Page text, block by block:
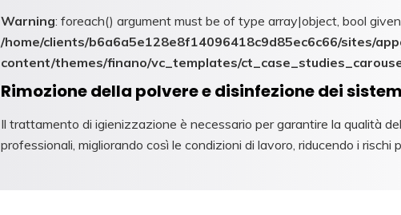
Warning: foreach() argument must be of type array|object, bool
/home/clients/b6a6a5e128e8f14096418c9d85ec6c66/sites/
content/themes/finano/vc_templates/
Rimozione della polvere e disinfezione dei
Il trattamento di igienizzazione è necessario per garantire la qualità
professionali, migliorando così le condizioni di lavoro, riducendo i rischi